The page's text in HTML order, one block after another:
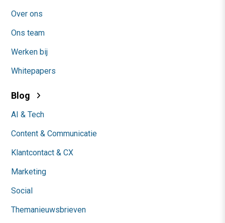
Over ons
Ons team
Werken bij
Whitepapers
Blog
AI & Tech
Content & Communicatie
Klantcontact & CX
Marketing
Social
Themanieuwsbrieven